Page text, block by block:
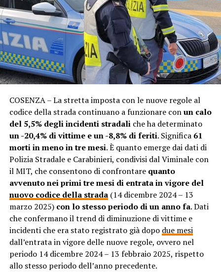
COSENZA – La stretta imposta con le nuove regole al
codice della strada continuano a funzionare conun calo
del 5,5% degli incidenti stradaliche ha determinato
un -20,4% di vittime e un -8,8% di feriti. Significa 61
morti in meno in tre mesi. È quanto emerge dai dati di
Polizia Stradale e Carabinieri, condivisi dal Viminale con
il MIT, che consentono di confrontare quanto
avvenuto nei primi tre mesi di entrata in vigore del
nuovo codice della strada(14 dicembre 2024 – 13
marzo 2025) con lo stesso periodo di un anno fa. Dati
che confermano il trend di diminuzione di vittime e
incidenti che era stato registrato già dopo due mesi
dall’entrata in vigore delle nuove regole, ovvero nel
periodo 14 dicembre 2024 – 13 febbraio 2025, rispetto
allo stesso periodo dell’anno precedente.